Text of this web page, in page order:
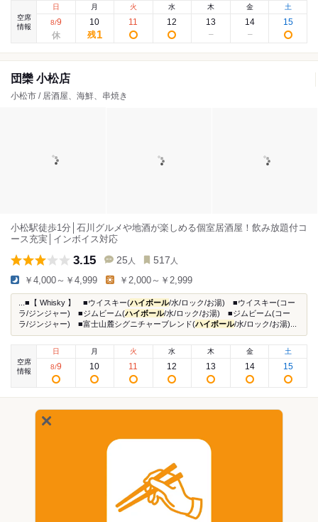
空席
情報
日
8/9
月
10
残1
火
11
水
12
木
13
金
14
土
15
団欒 小松店
小松市 / 居酒屋、海鮮、串焼き
小松駅徒歩1分│石川グルメや地酒が楽しめる個室居酒屋！飲み放題付コ
ース充実│インボイス対応
3.15 25 人 517 人
￥4,000～￥4,999 ￥2,000～￥2,999
...■【 Whisky 】 ■ウイスキー(ハイボール/水/ロック/お湯) ■ウイスキー(コー
ラ/ジンジャー) ■ジムビーム(ハイボール/水/ロック/お湯) ■ジムビーム(コー
ラ/ジンジャー) ■富士山麓シグニチャーブレンド(ハイボール/水/ロック/お湯)...
空席
情報
日
8/9
月
10
火
11
水
12
木
13
金
14
土
15